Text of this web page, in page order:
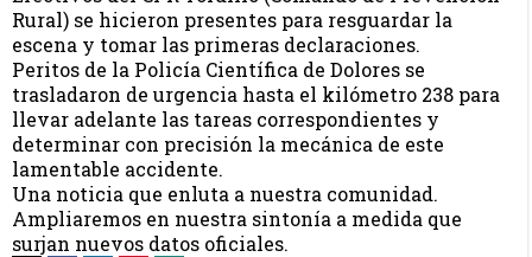
Rural) se hicieron presentes para resguardar la
escena y tomar las primeras declaraciones.
Peritos de la Policía Científica de Dolores se
trasladaron de urgencia hasta el kilómetro 238 para
llevar adelante las tareas correspondientes y
determinar con precisión la mecánica de este
lamentable accidente.
Una noticia que enluta a nuestra comunidad.
Ampliaremos en nuestra sintonía a medida que
surjan nuevos datos oficiales.